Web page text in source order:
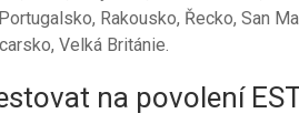
Rakousko, Řecko, San
Velká Británie.
na povolení